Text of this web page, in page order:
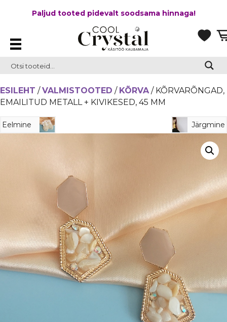
Paljud tooted pidevalt soodsama hinnaga!
ESILEHT / VALMISTOOTED / KÕRVA/ KÕRVARÕNGAD,
EMAILITUD METALL + KIVIKESED, 45 MM
Eelmine Järgmine